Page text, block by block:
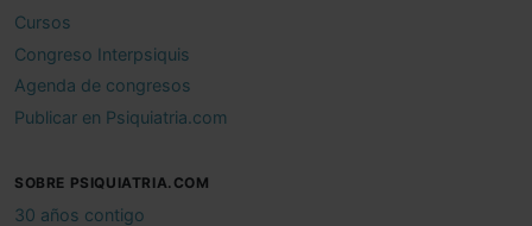
Cursos
Congreso Interpsiquis
Agenda de congresos
Publicar en Psiquiatria.com
SOBRE PSIQUIATRIA.COM
30 años contigo